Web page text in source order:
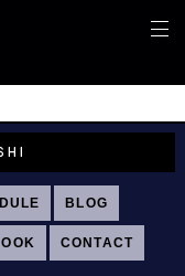
BLOG
CONTACT